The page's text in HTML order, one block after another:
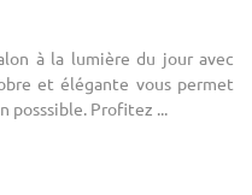
à la lumière du jour avec
et élégante vous permet
posssible. Profitez ...